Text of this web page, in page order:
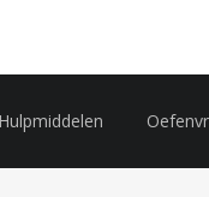
Hulpmiddelen